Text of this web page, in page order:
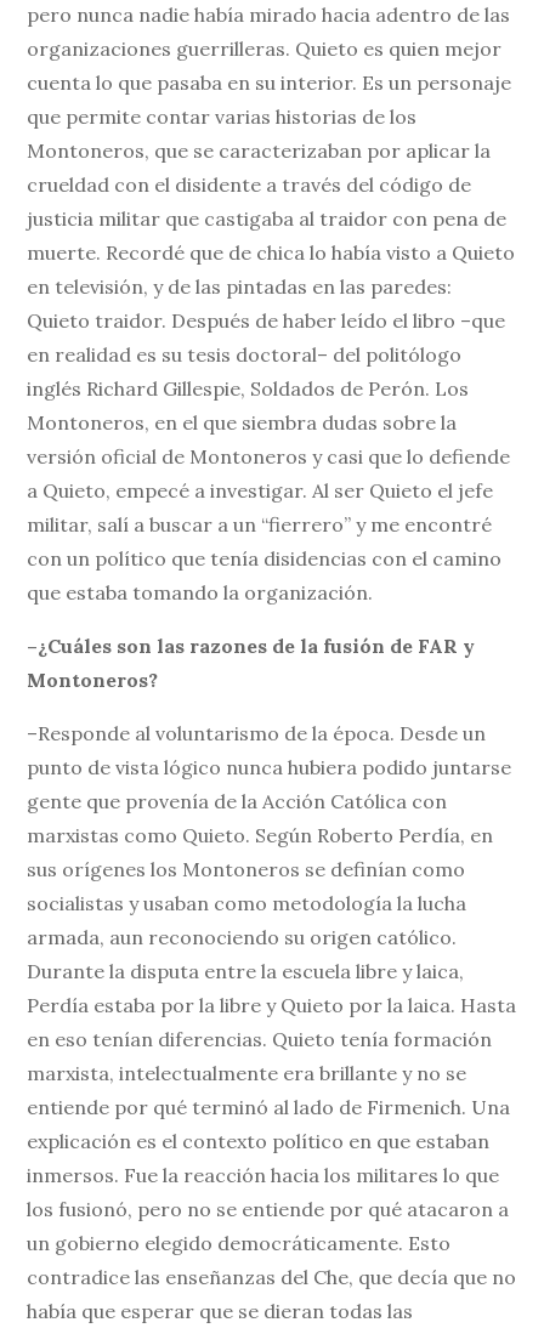
pero nunca nadie había mirado hacia adentro de las
organizaciones guerrilleras. Quieto es quien mejor
cuenta lo que pasaba en su interior. Es un personaje
que permite contar varias historias de los
Montoneros, que se caracterizaban por aplicar la
crueldad con el disidente a través del código de
justicia militar que castigaba al traidor con pena de
muerte. Recordé que de chica lo había visto a Quieto
en televisión, y de las pintadas en las paredes:
Quieto traidor. Después de haber leído el libro –que
en realidad es su tesis doctoral– del politólogo
inglés Richard Gillespie, Soldados de Perón. Los
Montoneros, en el que siembra dudas sobre la
versión oficial de Montoneros y casi que lo defiende
a Quieto, empecé a investigar. Al ser Quieto el jefe
militar, salí a buscar a un “fierrero” y me encontré
con un político que tenía disidencias con el camino
que estaba tomando la organización.
–¿Cuáles son las razones de la fusión de FAR y
Montoneros?
–Responde al voluntarismo de la época. Desde un
punto de vista lógico nunca hubiera podido juntarse
gente que provenía de la Acción Católica con
marxistas como Quieto. Según Roberto Perdía, en
sus orígenes los Montoneros se definían como
socialistas y usaban como metodología la lucha
armada, aun reconociendo su origen católico.
Durante la disputa entre la escuela libre y laica,
Perdía estaba por la libre y Quieto por la laica. Hasta
en eso tenían diferencias. Quieto tenía formación
marxista, intelectualmente era brillante y no se
entiende por qué terminó al lado de Firmenich. Una
explicación es el contexto político en que estaban
inmersos. Fue la reacción hacia los militares lo que
los fusionó, pero no se entiende por qué atacaron a
un gobierno elegido democráticamente. Esto
contradice las enseñanzas del Che, que decía que no
había que esperar que se dieran todas las